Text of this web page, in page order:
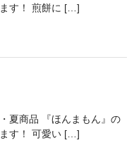
す！ 煎餅に […]
夏商品 『ほんまもん』の
す！ 可愛い […]